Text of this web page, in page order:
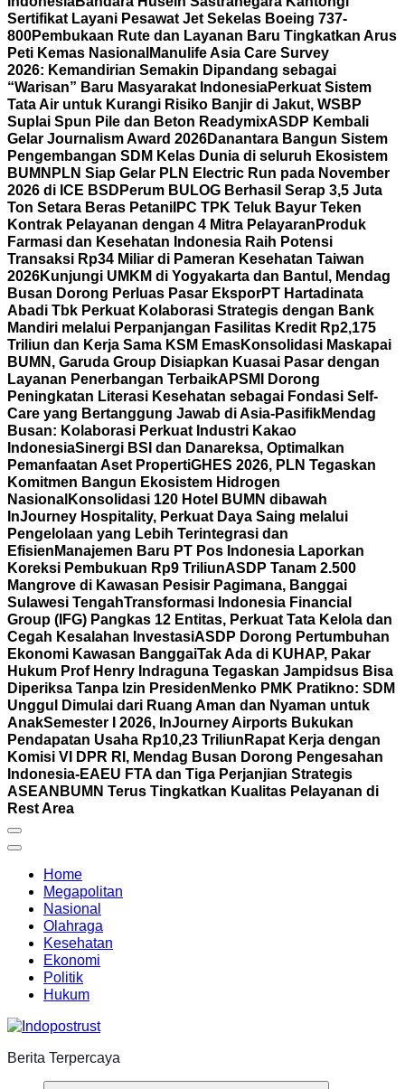
Sertifikat Layani Pesawat Jet Sekelas Boeing 737-
800Pembukaan Rute dan Layanan Baru Tingkatkan Arus
Peti Kemas Nasional Manulife Asia Care Survey
2026: Kemandirian Semakin Dipandang sebagai
“Warisan” Baru Masyarakat IndonesiaPerkuat Sistem
Tata Air untuk Kurangi Risiko Banjir di Jakut, WSBP
Suplai Spun Pile dan Beton ReadymixASDP Kembali
Gelar Journalism Award 2026Danantara Bangun Sistem
Pengembangan SDM Kelas Dunia di seluruh Ekosistem
BUMN PLN Siap Gelar PLN Electric Run pada November
2026 di ICE BSD Perum BULOG Berhasil Serap 3,5 Juta
Ton Setara Beras Petani IPC TPK Teluk Bayur Teken
Kontrak Pelayanan dengan 4 Mitra Pelayaran Produk
Farmasi dan Kesehatan Indonesia Raih Potensi
Transaksi Rp34 Miliar di Pameran Kesehatan Taiwan
2026Kunjungi UMKM di Yogyakarta dan Bantul, Mendag
Busan Dorong Perluas Pasar EksporPT Hartadinata
Abadi Tbk Perkuat Kolaborasi Strategis dengan Bank
Mandiri melalui Perpanjangan Fasilitas Kredit Rp2,175
Triliun dan Kerja Sama KSM EmasKonsolidasi Maskapai
BUMN, Garuda Group Disiapkan Kuasai Pasar dengan
Layanan Penerbangan TerbaikAPSMI Dorong
Peningkatan Literasi Kesehatan sebagai Fondasi Self-
Care yang Bertanggung Jawab di Asia-PasifikMendag
Busan: Kolaborasi Perkuat Industri Kakao
IndonesiaSinergi BSI dan Danareksa, Optimalkan
Pemanfaatan Aset PropertiGHES 2026, PLN Tegaskan
Komitmen Bangun Ekosistem Hidrogen
Nasional Konsolidasi 120 Hotel BUMN dibawah
InJourney Hospitality, Perkuat Daya Saing melalui
Pengelolaan yang Lebih Terintegrasi dan
Efisien Manajemen Baru PT Pos Indonesia Laporkan
Koreksi Pembukuan Rp9 TriliunASDP Tanam 2.500
Mangrove di Kawasan Pesisir Pagimana, Banggai
Sulawesi TengahTransformasi Indonesia Financial
Group (IFG) Pangkas 12 Entitas, Perkuat Tata Kelola dan
Cegah Kesalahan InvestasiASDP Dorong Pertumbuhan
Ekonomi Kawasan BanggaiTak Ada di KUHAP, Pakar
Hukum Prof Henry Indraguna Tegaskan Jampidsus Bisa
Diperiksa Tanpa Izin Presiden Menko PMK Pratikno: SDM
Unggul Dimulai dari Ruang Aman dan Nyaman untuk
AnakSemester I 2026, InJourney Airports Bukukan
Pendapatan Usaha Rp10,23 Triliun Rapat Kerja dengan
Komisi VI DPR RI, Mendag Busan Dorong Pengesahan
Indonesia-EAEU FTA dan Tiga Perjanjian Strategis
ASEAN BUMN Terus Tingkatkan Kualitas Pelayanan di
Rest Area
Home
Megapolitan
Nasional
Olahraga
Kesehatan
Ekonomi
Politik
Hukum
Berita Terpercaya